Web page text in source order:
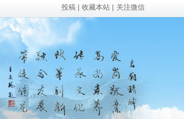
关注微信
投稿| 收藏本站 |